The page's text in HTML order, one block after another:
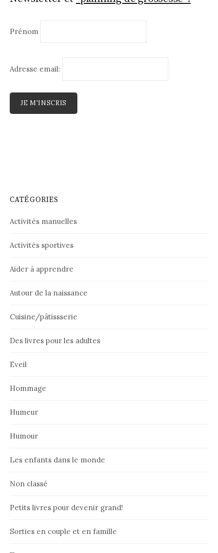
Prénom
Adresse email:
CATÉGORIES
Activités manuelles
Activités sportives
Aider à apprendre
Autour de la naissance
Cuisine/pâtissserie
Des livres pour les adultes
Eveil
Hommage
Humeur
Humour
Les enfants dans le monde
Non classé
Petits livres pour devenir grand!
Sorties en couple et en famille